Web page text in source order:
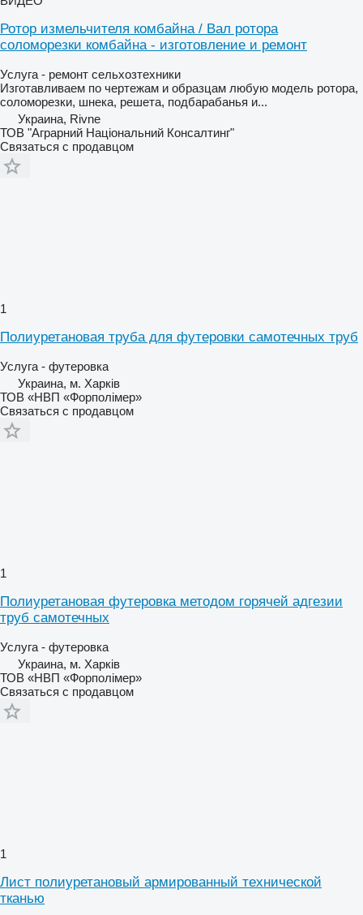
Ротор измельчителя комбайна / Вал ротора
соломорезки комбайна - изготовление и ремонт
Услуга - ремонт сельхозтехники
Изготавливаем по чертежам и образцам любую модель ротора,
соломорезки, шнека, решета, подбарабанья и...
Украина, Rivne
ТОВ "Аграрний Національний Консалтинг"
Связаться с продавцом
1
Полиуретановая труба для футеровки самотечных труб
Услуга - футеровка
Украина, м. Харків
ТОВ «НВП «Форполімер»
Связаться с продавцом
1
Полиуретановая футеровка методом горячей адгезии
труб самотечных
Услуга - футеровка
Украина, м. Харків
ТОВ «НВП «Форполімер»
Связаться с продавцом
1
Лист полиуретановый армированный технической
тканью